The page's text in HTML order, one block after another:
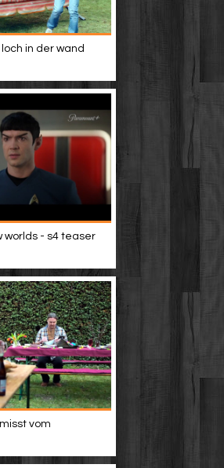
in der wand
worlds - s4 teaser
vom